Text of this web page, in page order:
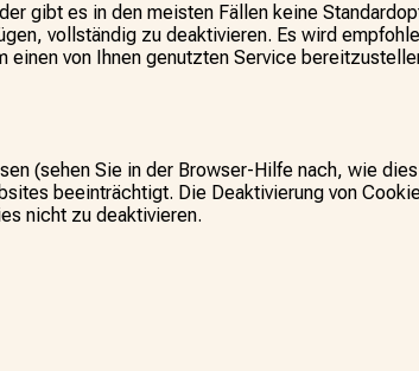
gibt es in den meisten Fällen keine
vollständig zu deaktivieren. Es wird
von Ihnen genutzten Service
(sehen Sie in der Browser-Hilfe nach, wie
beeinträchtigt. Die Deaktivierung von
nicht zu deaktivieren.